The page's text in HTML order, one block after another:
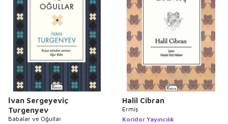
İvan Sergeyeviç
Turgenyev
Babalar ve Oğullar
Halil Cibran
Ermiş
Koridor Yayıncılık